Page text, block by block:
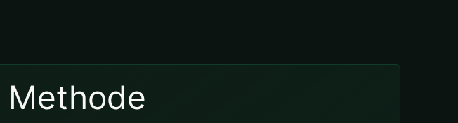
Methode